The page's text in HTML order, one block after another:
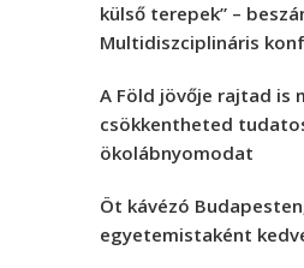
külső terepek” –
Multidiszciplináris
A Föld jövője rajtad is
csökkentheted
ökolábnyomodat
Öt kávézó
egyetemistaként